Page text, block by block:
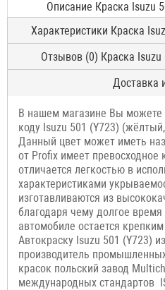
Описание Краска Isuzu
Характеристики Краска
Отзывов (0) Краска Isuzu
Доставка
В нашем магазине Вы можете
коду Isuzu 501 (Y723)
Данный цвет может иметь
от Profix имеет превосходное
отличается легкостью в
характеристиками
изготавливаются из
благодаря чему долгое
автомобиле остается
Автокраску Isuzu 501 (Y723)
производитель
красок польский завод
международных стандартов